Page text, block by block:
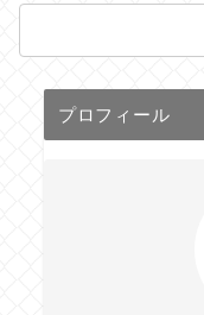
プロフィール